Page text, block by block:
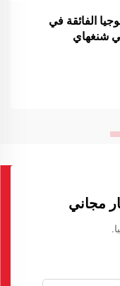
الفائقة في
مجاني